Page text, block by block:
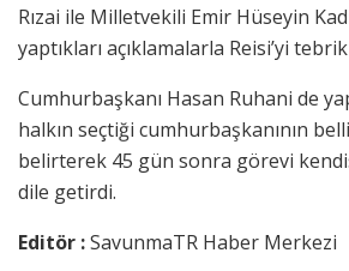
Rızai ile Milletvekili Emir Hüseyin
yaptıkları açıklamalarla Reisi’yi
Cumhurbaşkanı Hasan Ruhani de
halkın seçtiği cumhurbaşkanının
belirterek 45 gün sonra görevi
dile getirdi.
Editör :SavunmaTR Haber Merkezi